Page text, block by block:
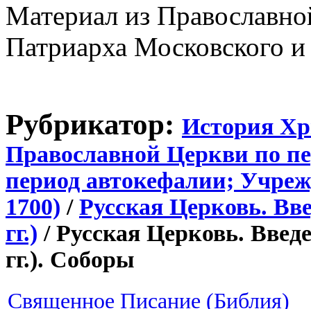
Материал из
Патриарха Московского
Рубрикатор: История
Православной Церкви по
период автокефалии;
1700) / Русская Церковь.
гг.) / Русская Церковь.
гг.). Соборы
Священное Писание (Библия)